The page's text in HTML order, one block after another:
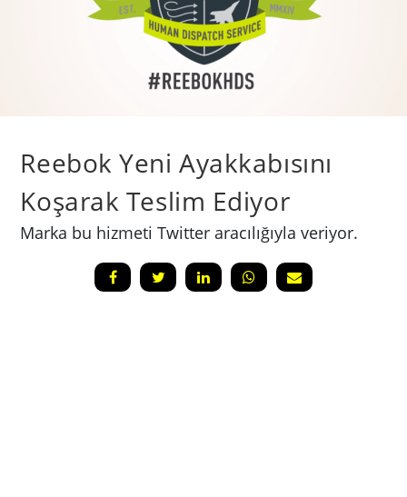
Reebok Yeni Ayakkabısını
Koşarak Teslim Ediyor
Marka bu hizmeti Twitter aracılığıyla veriyor.